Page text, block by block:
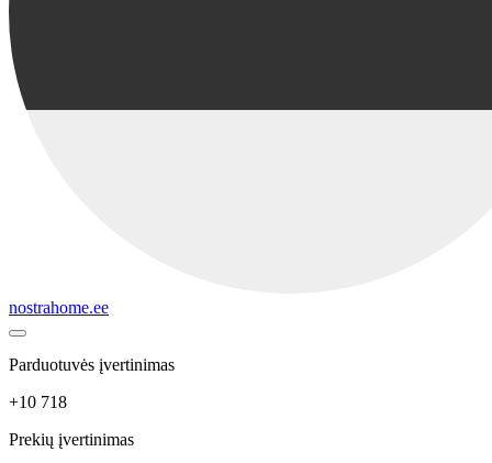
nostrahome.ee
Parduotuvės įvertinimas
+10 718
Prekių įvertinimas